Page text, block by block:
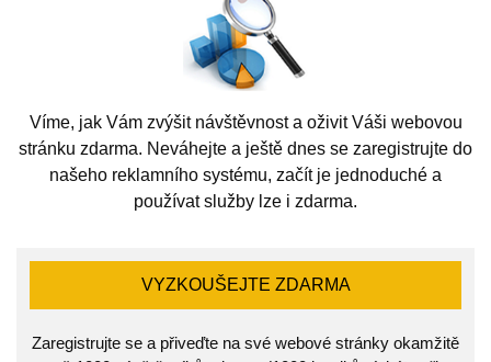
Víme, jak Vám zvýšit návštěvnost a oživit Váši webovou
stránku zdarma. Neváhejte a ještě dnes se zaregistrujte do
našeho reklamního systému, začít je jednoduché a
používat služby lze i zdarma.
VYZKOUŠEJTE ZDARMA
Zaregistrujte se a přiveďte na své webové stránky okamžitě